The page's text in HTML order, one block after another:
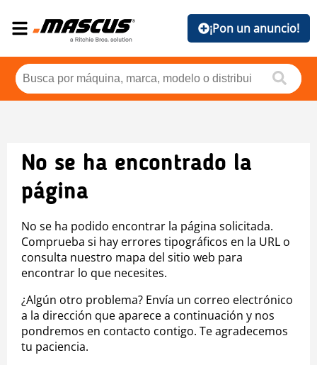
¡Pon un anuncio!
No se ha encontrado la
página
No se ha podido encontrar la página solicitada.
Comprueba si hay errores tipográficos en la URL o
consulta nuestro mapa del sitio web para
encontrar lo que necesites.
¿Algún otro problema? Envía un correo electrónico
a la dirección que aparece a continuación y nos
pondremos en contacto contigo. Te agradecemos
tu paciencia.